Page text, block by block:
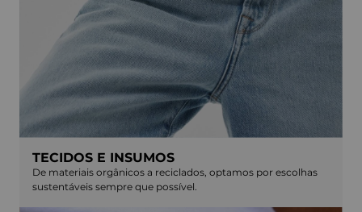
TECIDOS E INSUMOS
De materiais orgânicos a reciclados, optamos por escolhas
sustentáveis sempre que possível.